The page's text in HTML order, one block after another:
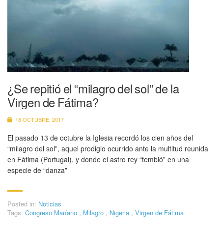
¿Se repitió el “milagro del sol” de la
Virgen de Fátima?
18 OCTUBRE, 2017
El pasado 13 de octubre la Iglesia recordó los cien años del
“milagro del sol”, aquel prodigio ocurrido ante la multitud reunida
en Fátima (Portugal), y donde el astro rey “tembló” en una
especie de “danza”
Posted in: Noticias
Tags: Congreso Maríano , Milagro , Nigeria , Virgen de Fátima